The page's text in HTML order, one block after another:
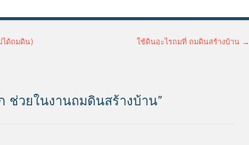
ได้ถมดิน)
ใช้ดินอะไรถมที่ ถมดินสร้างบ้าน →
ช่วยในงานถมดินสร้างบ้าน”